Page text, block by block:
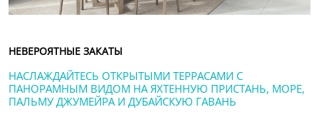
НЕВЕРОЯТНЫЕ ЗАКАТЫ
НАСЛАЖДАЙТЕСЬ ОТКРЫТЫМИ ТЕРРАСАМИ С
ПАНОРАМНЫМ ВИДОМ НА ЯХТЕННУЮ ПРИСТАНЬ, МОРЕ,
ПАЛЬМУ ДЖУМЕЙРА И ДУБАЙСКУЮ ГАВАНЬ